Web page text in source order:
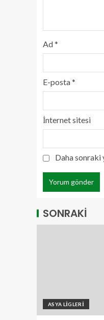
Ad*
E-posta*
İnternet sitesi
Daha sonraki
SONRAKİ
ASYA LİGLERİ